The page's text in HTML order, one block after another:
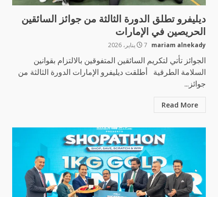
ديليفرو تطلق الدورة الثالثة من جوائز السائقين
الحريصين في الإمارات
mariam alnekady 7 يناير، 2026
الجوائز تأتي لتكريم السائقين المتفوقين بالالتزام بقوانين
السلامة الطرقية أطلقت ديليفرو الإمارات الدورة الثالثة من
جوائز...
Read More